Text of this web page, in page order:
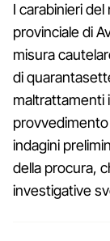
I carabinieri
provinciale di
misura
di
maltrattamenti
indagini
della procura,
investigative